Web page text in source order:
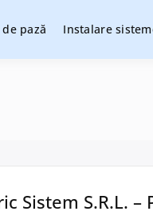
de securitate
pază Instalare
Sistem S.R.L.